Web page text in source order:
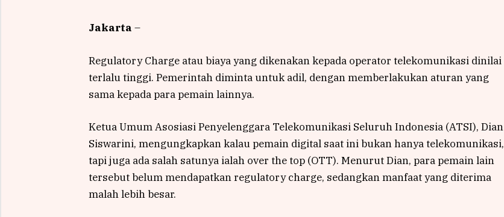
Jakarta –
Regulatory Charge atau biaya yang dikenakan kepada operator telekomunikasi dinilai
terlalu tinggi. Pemerintah diminta untuk adil, dengan memberlakukan aturan yang
sama kepada para pemain lainnya.
Ketua Umum Asosiasi Penyelenggara Telekomunikasi Seluruh Indonesia (ATSI), Dian
Siswarini, mengungkapkan kalau pemain digital saat ini bukan hanya telekomunikasi,
tapi juga ada salah satunya ialah over the top (OTT). Menurut Dian, para pemain lain
tersebut belum mendapatkan regulatory charge, sedangkan manfaat yang diterima
malah lebih besar.